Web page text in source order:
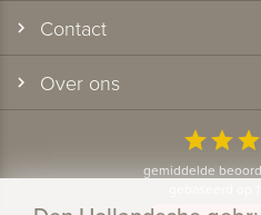
Contact
Over ons
starstarstar
gemiddelde